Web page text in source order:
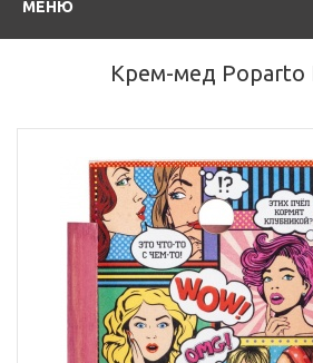
МЕНЮ
Крем-мед Poparto